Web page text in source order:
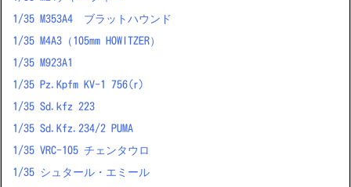
1/35 M353A4 ブラットハウンド
1/35 M4A3（105mm HOWITZER）
1/35 M923A1
1/35 Pz.Kpfm KV-1 756(r)
1/35 Sd.kfz 223
1/35 Sd.Kfz.234/2 PUMA
1/35 VRC-105 チェンタウロ
1/35 シュタール・エミール